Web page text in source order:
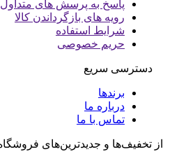
پاسخ به پرسش های متداول
رویه های بازگرداندن کالا
شرایط استفاده
حریم خصوصی
دسترسی سریع
برندها
درباره ما
تماس با ما
تخفیف‌ها و جدیدترین‌های فروشگاه ما